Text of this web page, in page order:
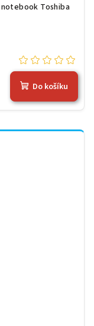
Toshiba
Do košíku